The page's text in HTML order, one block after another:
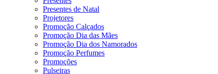
Presentes de Natal
Projetores
Promoção Calçados
Promoção Dia das Mães
Promoção Dia dos Namorados
Promoção Perfumes
Promoções
Pulseiras